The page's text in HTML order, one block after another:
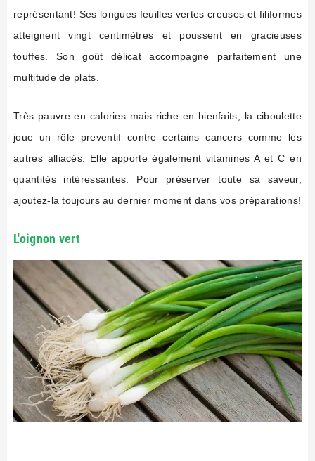
représentant! Ses longues feuilles vertes creuses et filiformes
atteignent vingt centimètres et poussent en gracieuses
touffes. Son goût délicat accompagne parfaitement une
multitude de plats.
Très pauvre en calories mais riche en bienfaits, la ciboulette
joue un rôle preventif contre certains cancers comme les
autres alliacés. Elle apporte également vitamines A et C en
quantités intéressantes. Pour préserver toute sa saveur,
ajoutez-la toujours au dernier moment dans vos préparations!
L'oignon vert